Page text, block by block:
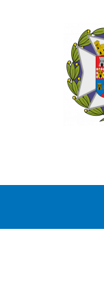
es un factor
expertos, y la
recuerdo
irreversible. Por
General de
Ramón y Cajal
marcha